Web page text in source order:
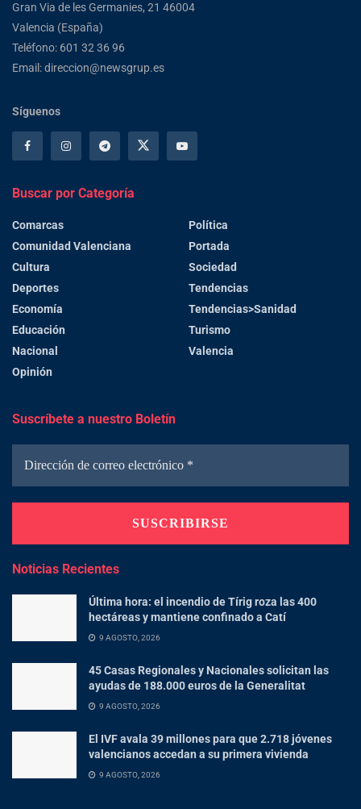
Gran Via de les Germanies, 21 46004
Valencia (España)
Teléfono: 601 32 36 96
Email: direccion@newsgrup.es
Síguenos
Buscar por Categoría
Comarcas
Comunidad Valenciana
Cultura
Deportes
Economía
Educación
Nacional
Opinión
Política
Portada
Sociedad
Tendencias
Tendencias>Sanidad
Turismo
Valencia
Suscríbete a nuestro Boletín
Noticias Recientes
Última hora: el incendio de Tírig roza las 400
hectáreas y mantiene confinado a Catí
9 AGOSTO, 2026
45 Casas Regionales y Nacionales solicitan las
ayudas de 188.000 euros de la Generalitat
9 AGOSTO, 2026
El IVF avala 39 millones para que 2.718 jóvenes
valencianos accedan a su primera vivienda
9 AGOSTO, 2026